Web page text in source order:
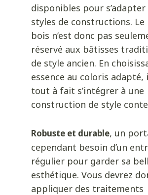
disponibles pour
styles de constructions. Le
bois n’est donc pas
réservé aux bâtisses
de style ancien. En
essence au coloris adapté,
tout à fait s’intégrer à une
construction de style
Robuste et durable, un
cependant besoin d’un
régulier pour garder sa
esthétique. Vous devrez
appliquer des traitements